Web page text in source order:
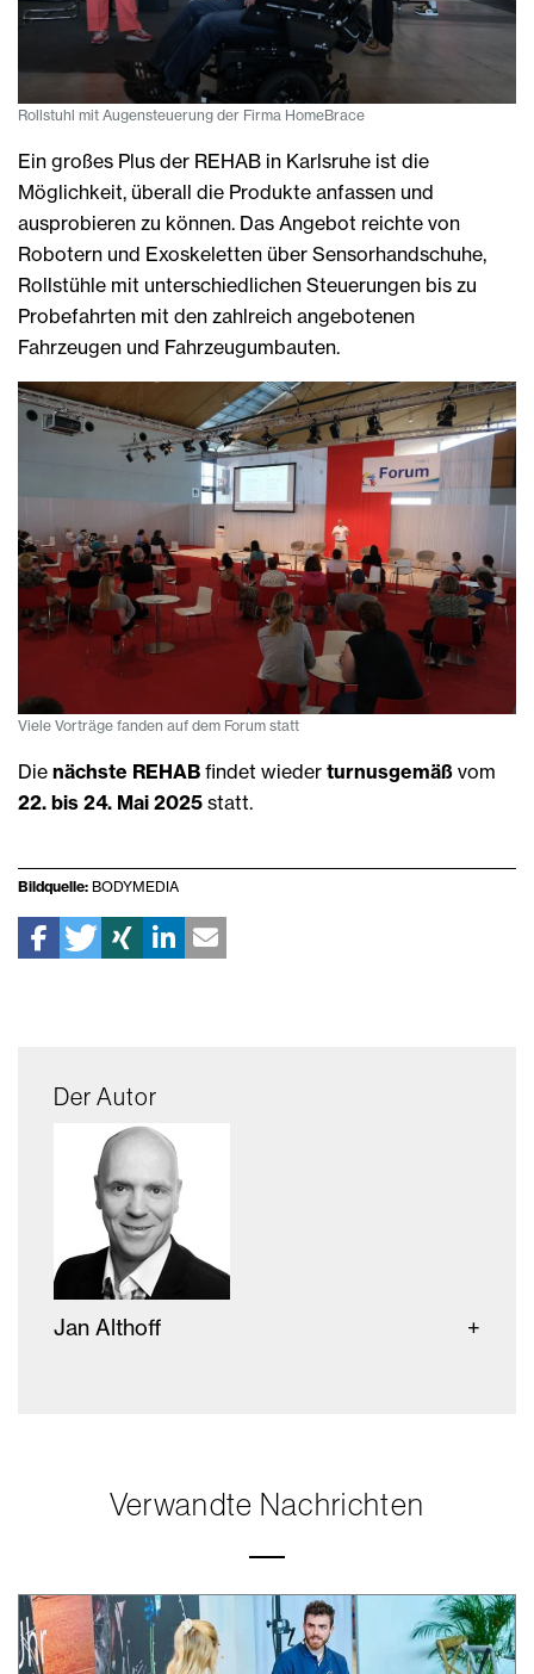
Rollstuhl mit Augensteuerung der Firma HomeBrace
Ein großes Plus der REHAB in Karlsruhe ist die
Möglichkeit, überall die Produkte anfassen und
ausprobieren zu können. Das Angebot reichte von
Robotern und Exoskeletten über Sensorhandschuhe,
Rollstühle mit unterschiedlichen Steuerungen bis zu
Probefahrten mit den zahlreich angebotenen
Fahrzeugen und Fahrzeugumbauten.
Viele Vorträge fanden auf dem Forum statt
Die nächste REHAB findet wieder turnusgemäß vom
22. bis 24. Mai 2025 statt.
Bildquelle: BODYMEDIA
Der Autor
Jan Althoff
Verwandte Nachrichten